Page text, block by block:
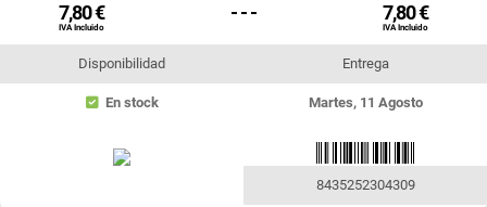
7,80 €
IVA Incluido
- - - 7,80 €
IVA Incluido
Disponibilidad
En stock
Entrega
Martes, 11 Agosto
8435252304309